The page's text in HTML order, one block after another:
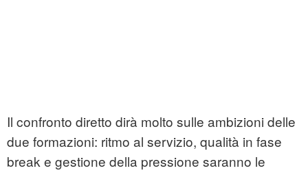
Il confronto diretto dirà molto sulle ambizioni delle
due formazioni: ritmo al servizio, qualità in fase
break e gestione della pressione saranno le